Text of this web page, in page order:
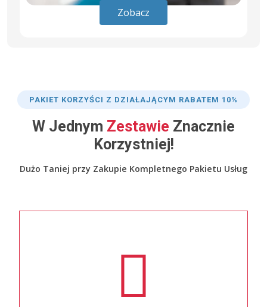
Zobacz
PAKIET KORZYŚCI Z DZIAŁAJĄCYM RABATEM 10%
W Jednym Zestawie Znacznie
Korzystniej!
Dużo Taniej przy Zakupie Kompletnego Pakietu Usług